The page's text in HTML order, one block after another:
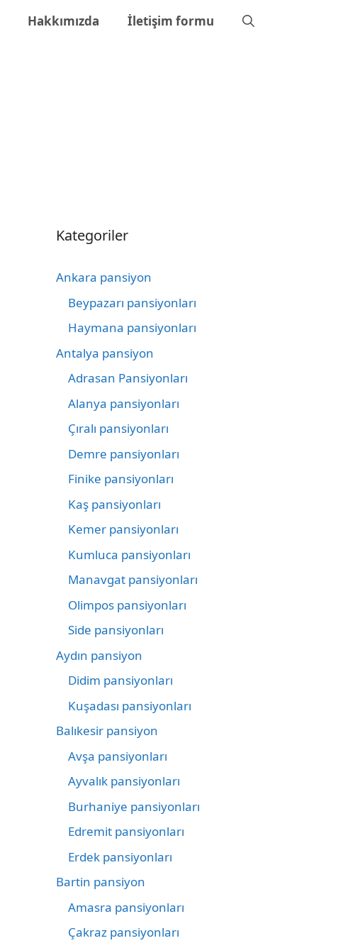
Hakkımızda İletişim formu
Kategoriler
Ankara pansiyon
Beypazarı pansiyonları
Haymana pansiyonları
Antalya pansiyon
Adrasan Pansiyonları
Alanya pansiyonları
Çıralı pansiyonları
Demre pansiyonları
Finike pansiyonları
Kaş pansiyonları
Kemer pansiyonları
Kumluca pansiyonları
Manavgat pansiyonları
Olimpos pansiyonları
Side pansiyonları
Aydın pansiyon
Didim pansiyonları
Kuşadası pansiyonları
Balıkesir pansiyon
Avşa pansiyonları
Ayvalık pansiyonları
Burhaniye pansiyonları
Edremit pansiyonları
Erdek pansiyonları
Bartin pansiyon
Amasra pansiyonları
Çakraz pansiyonları